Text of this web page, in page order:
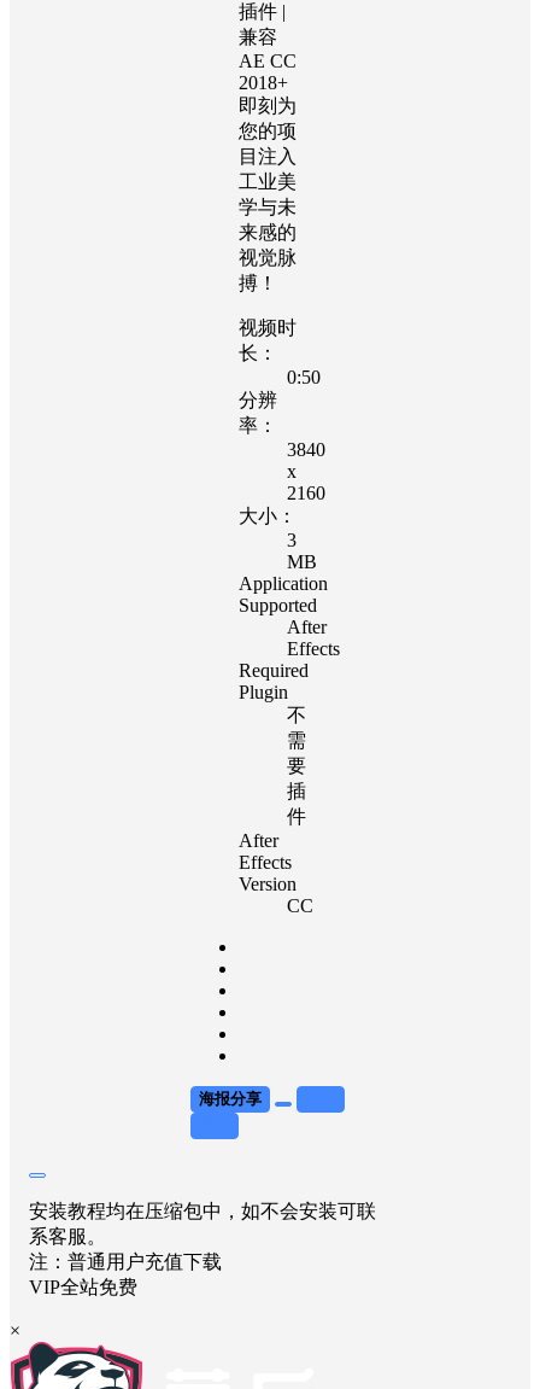
插件 |
兼容
AE CC
2018+
即刻为
您的项
目注入
工业美
学与未
来感的
视觉脉
搏！
视频时
长：
0:50
分辨
率：
3840
x
2160
大小：
3
MB
Application
Supported
After
Effects
Required
Plugin
不
需
要
插
件
After
Effects
Version
CC
海报分享
安装教程均在压缩包中，如不会安装可联
系客服。
注：普通用户充值下载
VIP全站免费
×